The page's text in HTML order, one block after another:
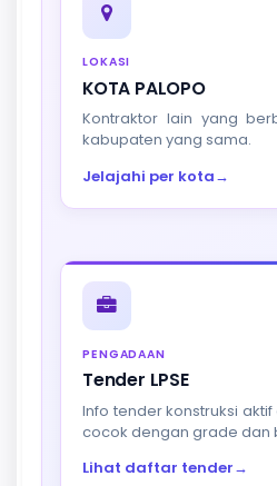
LOKASI
KOTA PALOPO
Kontraktor lain yang
kabupaten yang sama.
Jelajahi per kota→
PENGADAAN
Tender LPSE
Info tender konstruksi aktif
cocok dengan grade dan
Lihat daftar tender→